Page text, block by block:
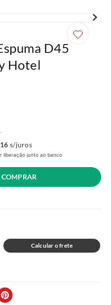
D45
Hotel
.
16 s/juros
liberação junto ao banco
COMPRAR
Calcular o frete